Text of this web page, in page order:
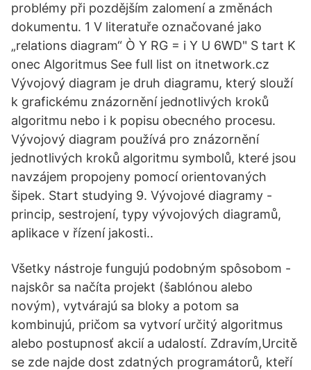
problémy při pozdějším zalomení a změnách
dokumentu. 1 V literatuře označované jako
„relations diagram“ Ò Y RG = i Y U 6WD" S tart K
onec Algoritmus See full list on itnetwork.cz
Vývojový diagram je druh diagramu, který slouží
k grafickému znázornění jednotlivých kroků
algoritmu nebo i k popisu obecného procesu.
Vývojový diagram používá pro znázornění
jednotlivých kroků algoritmu symbolů, které jsou
navzájem propojeny pomocí orientovaných
šipek. Start studying 9. Vývojové diagramy -
princip, sestrojení, typy vývojových diagramů,
aplikace v řízení jakosti..
Všetky nástroje fungujú podobným spôsobom -
najskôr sa načíta projekt (šablónou alebo
novým), vytvárajú sa bloky a potom sa
kombinujú, pričom sa vytvorí určitý algoritmus
alebo postupnosť akcií a udalostí. Zdravím,Urcitě
se zde najde dost zdatných programátorů, kteří